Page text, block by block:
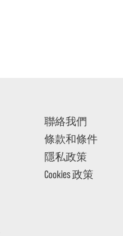
聯絡我們
條款和條件
隱私政策
Cookies 政策